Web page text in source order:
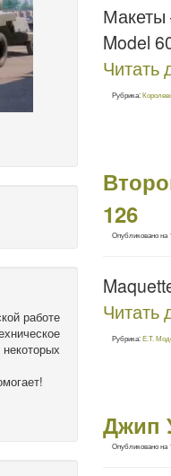
Макеты
Model
Читать
Рубрика:
126
Опубликовано на
Читать
Рубрика:E.T.
Джип
Опубликовано на
работе